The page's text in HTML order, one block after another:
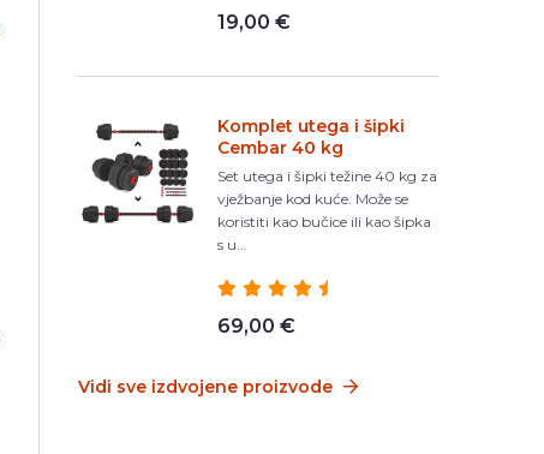
19,00 €
Komplet utega i šipki
Cembar 40 kg
Set utega i šipki težine 40 kg za
vježbanje kod kuće. Može se
koristiti kao bučice ili kao šipka
s u...
69,00 €
Vidi sve izdvojene proizvode